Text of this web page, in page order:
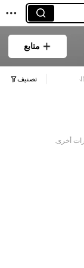
متابع
تصنيف
أخرى.